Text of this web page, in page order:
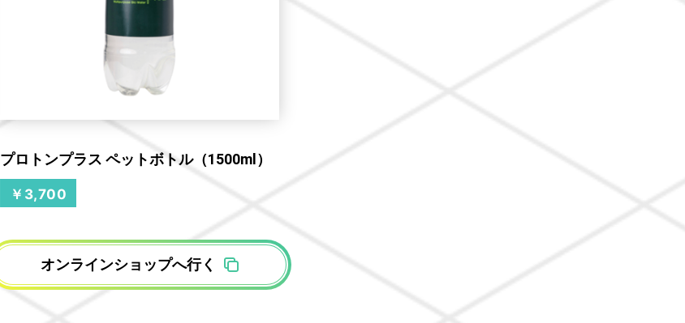
プロトンプラス ペットボトル（1500ml）
￥3,700
オンラインショップへ行く